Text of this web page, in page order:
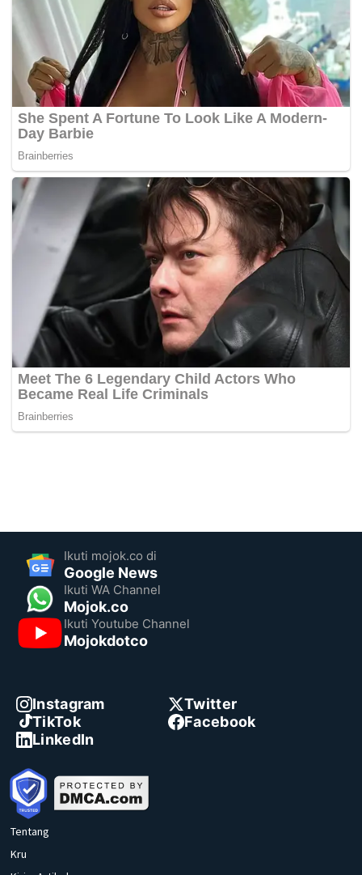
Ikuti mojok.co di
Google News
Ikuti WA Channel
Mojok.co
Ikuti Youtube Channel
Mojokdotco
Instagram
Twitter
TikTok
Facebook
LinkedIn
Tentang
Kru